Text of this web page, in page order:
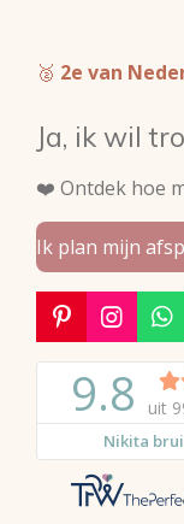
🥈 2e van
Ja, ik wil
❤️ Ontdek hoe
Ik plan mijn
P
i
n
e
e
I
n
s
t
a
g
r
a
m
W
h
a
t
s
A
p